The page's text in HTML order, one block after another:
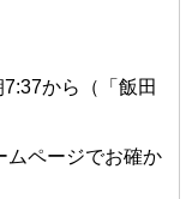
から（「飯田
ムページでお確か